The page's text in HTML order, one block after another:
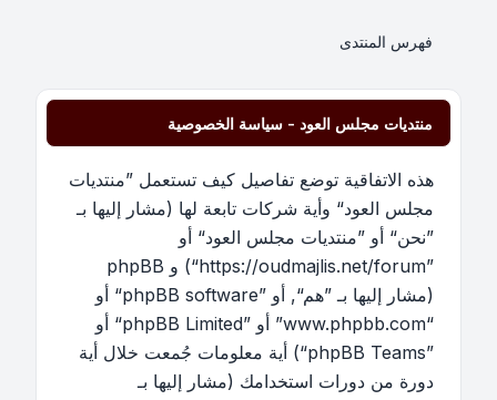
فهرس المنتدى
منتديات مجلس العود - سياسة الخصوصية
هذه الاتفاقية توضع تفاصيل كيف تستعمل ”منتديات
مجلس العود“ وأية شركات تابعة لها (مشار إليها بـ
”نحن“ أو ”منتديات مجلس العود“ أو
”https://oudmajlis.net/forum“) و phpBB
(مشار إليها بـ ”هم“, أو ”phpBB software“ أو
“www.phpbb.com” أو ”phpBB Limited“ أو
”phpBB Teams“) أية معلومات جُمعت خلال أية
دورة من دورات استخدامك (مشار إليها بـ